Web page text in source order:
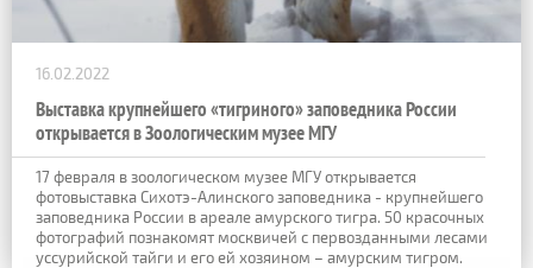
16.02.2022
Выставка крупнейшего «тигриного» заповедника России
открывается в Зоологическим музее МГУ
17 февраля в зоологическом музее МГУ открывается
фотовыставка Сихотэ-Алинского заповедника - крупнейшего
заповедника России в ареале амурского тигра. 50 красочных
фотографий познакомят москвичей с первозданными лесами
уссурийской тайги и его ей хозяином – амурским тигром.